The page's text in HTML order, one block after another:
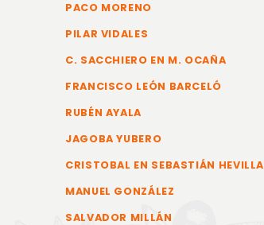
PACO MORENO
PILAR VIDALES
C. SACCHIERO EN M. OCAÑA
FRANCISCO LEÓN BARCELÓ
RUBÉN AYALA
JAGOBA YUBERO
CRISTOBAL EN SEBASTIÁN HEVILLA
MANUEL GONZÁLEZ
SALVADOR MILLÁN